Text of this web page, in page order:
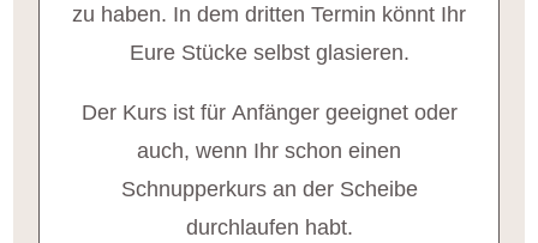
zu haben. In dem dritten Termin könnt Ihr
Eure Stücke selbst glasieren.
Der Kurs ist für Anfänger geeignet oder
auch, wenn Ihr schon einen
Schnupperkurs an der Scheibe
durchlaufen habt.